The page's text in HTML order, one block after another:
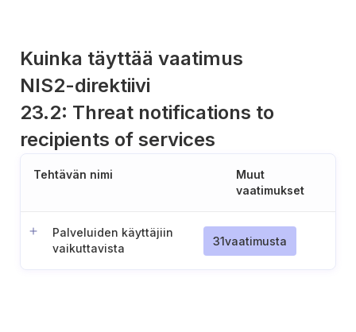
Kuinka täyttää vaatimus
NIS2-direktiivi
23.2: Threat notifications to
recipients of services
Tehtävän nimi
Muut
vaatimukset
Palveluiden käyttäjiin
vaikuttavista
31vaatimusta